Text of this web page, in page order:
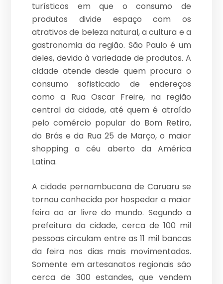
turísticos em que o consumo de
produtos divide espaço com os
atrativos de beleza natural, a cultura e a
gastronomia da região. São Paulo é um
deles, devido à variedade de produtos. A
cidade atende desde quem procura o
consumo sofisticado de endereços
como a Rua Oscar Freire, na região
central da cidade, até quem é atraído
pelo comércio popular do Bom Retiro,
do Brás e da Rua 25 de Março, o maior
shopping a céu aberto da América
Latina.
A cidade pernambucana de Caruaru se
tornou conhecida por hospedar a maior
feira ao ar livre do mundo. Segundo a
prefeitura da cidade, cerca de 100 mil
pessoas circulam entre as 11 mil bancas
da feira nos dias mais movimentados.
Somente em artesanatos regionais são
cerca de 300 estandes, que vendem